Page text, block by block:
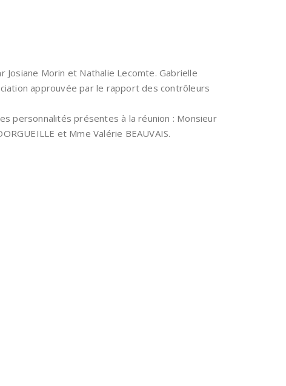
Morin et Nathalie Lecomte. Gabrielle
approuvée par le rapport des contrôleurs
personnalités présentes à la réunion : Monsieur
et Mme Valérie BEAUVAIS.